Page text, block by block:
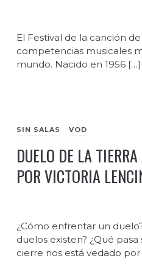
El Festival de la canción
competencias musicales
mundo. Nacido en 1956 […]
SIN SALAS VOD
DUELO DE LA
POR VICTORIA
¿Cómo enfrentar un
duelos existen? ¿Qué
cierre nos está vedado por